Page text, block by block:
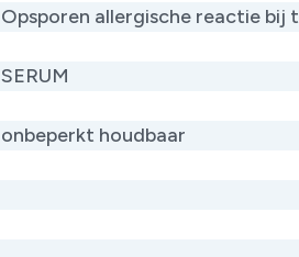
Opsporen allergische reactie bij
SERUM
onbeperkt houdbaar